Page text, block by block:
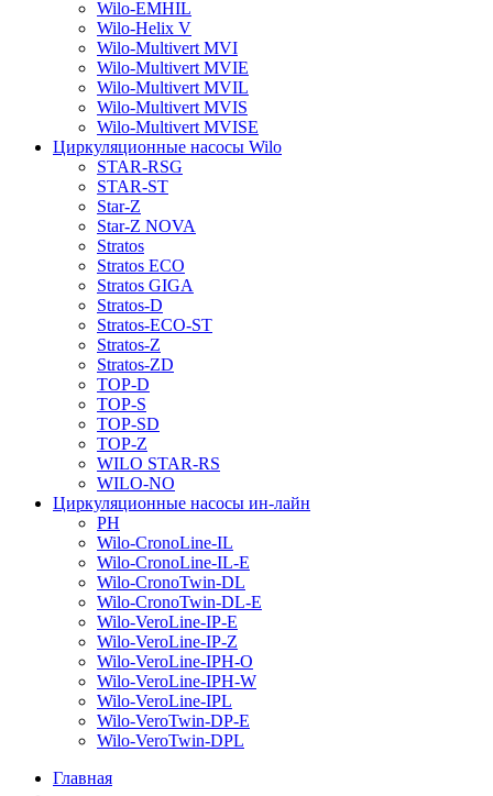
Wilo-EMHIL
Wilo-Helix V
Wilo-Multivert MVI
Wilo-Multivert MVIE
Wilo-Multivert MVIL
Wilo-Multivert MVIS
Wilo-Multivert MVISE
Циркуляционные насосы Wilo
STAR-RSG
STAR-ST
Star-Z
Star-Z NOVA
Stratos
Stratos ECO
Stratos GIGA
Stratos-D
Stratos-ECO-ST
Stratos-Z
Stratos-ZD
TOP-D
TOP-S
TOP-SD
TOP-Z
WILO STAR-RS
WILO-NO
Циркуляционные насосы ин-лайн
PH
Wilo-CronoLine-IL
Wilo-CronoLine-IL-E
Wilo-CronoTwin-DL
Wilo-CronoTwin-DL-E
Wilo-VeroLine-IP-E
Wilo-VeroLine-IP-Z
Wilo-VeroLine-IPH-O
Wilo-VeroLine-IPH-W
Wilo-VeroLine-IPL
Wilo-VeroTwin-DP-E
Wilo-VeroTwin-DPL
Главная